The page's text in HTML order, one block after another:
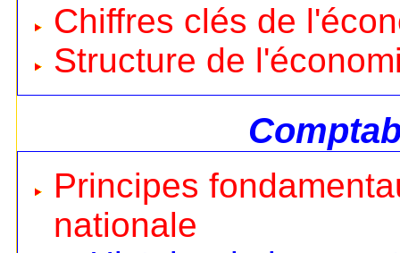
Chiffres clés de
Structure de
Principes
nationale